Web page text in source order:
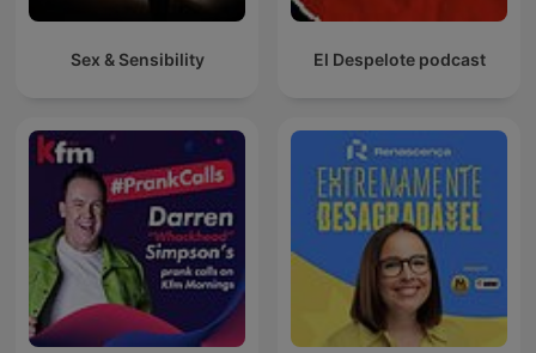
Sex & Sensibility El Despelote podcast